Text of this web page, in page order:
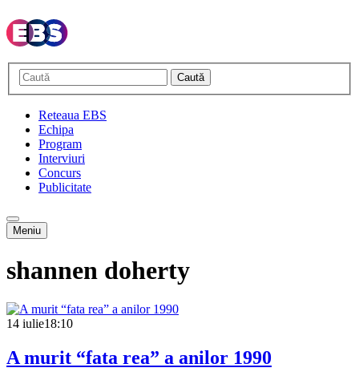
Caută
Reteaua EBS
Echipa
Program
Interviuri
Concurs
Publicitate
Meniu
shannen doherty
14 iulie18:10
A murit “fata rea” a anilor 1990